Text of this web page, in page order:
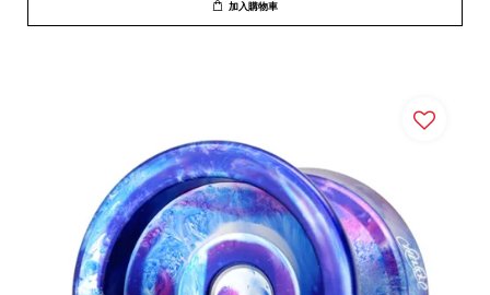
加入購物車